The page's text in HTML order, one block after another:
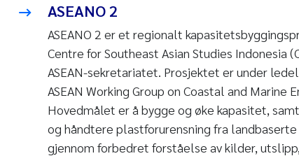
ASEANO 2
ASEANO 2 er et regionalt
Centre for Southeast Asian Studies Indonesia
ASEAN-sekretariatet. Prosjektet er under
ASEAN Working Group on Coastal and Marine
Hovedmålet er å bygge og øke kapasitet,
og håndtere plastforurensning fra landbaserte
gjennom forbedret forståelse av kilder,